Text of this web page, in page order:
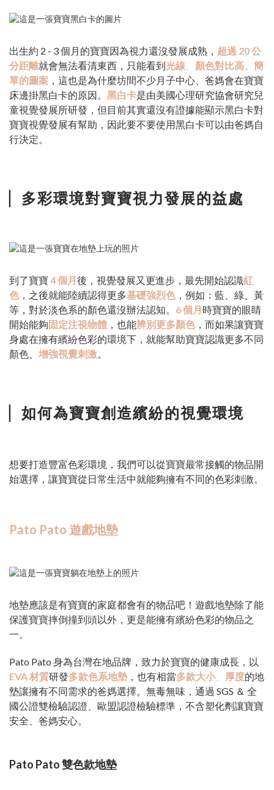
出生約 2 - 3 個月的寶寶因為視力還沒發展成熟， 超過 20 公
分距離就會無法看清東西，只能看到光線
顏色對比高、簡
單的圖案 ，這也是為什麼坊間不少月子中心、爸媽會在寶寶
床邊掛黑白卡的原因。 黑白卡是由美國心理研究協會研究兒
童視覺發展所研發，但目前其實還沒有證據能顯示黑白卡對
寶寶視覺發展有幫助，因此要不要使用黑白卡可以由爸媽自
行決定。
多彩環境對寶寶視力發展的益處
到了寶寶4 個月 後，視覺發展又更進步，最先開始認識紅
色，之後就能陸續認得更多基礎強烈色，例如：藍、綠、黃
等，對於淡色系的顏色還沒辦法認知。 6 個月 時寶寶的眼睛
開始能夠 固定注視物體 ，也能辨別更多顏色，而如果讓寶寶
身處在擁有繽紛色彩的環境下，就能幫助寶寶認識更多不同
顏色、 增強視覺刺激。
如何為寶寶創造繽紛的視覺環境
想要打造豐富色彩環境，我們可以從寶寶最常接觸的物品開
始選擇，讓寶寶從日常生活中就能夠擁有不同的色彩刺激。
Pato Pato 遊戲地墊
地墊應該是有寶寶的家庭都會有的物品吧！遊戲地墊除了能
保護寶寶摔倒撞到頭以外，更是能擁有繽紛色彩的物品之
一。
Pato Pato 身為台灣在地品牌，致力於寶寶的健康成長，以
EVA 材質研發多款色系地墊 ，也有相當多款大小、 厚度的地
墊讓擁有不同需求的爸媽選擇。無毒無味，通過 SGS ＆ 全
國公證雙檢驗認證、歐盟認證檢驗標準，不含塑化劑讓寶寶
安全、爸媽安心。
Pato Pato 雙色款地墊